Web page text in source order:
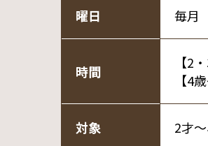
曜日 毎月
時間
【2
【4
対象 2才